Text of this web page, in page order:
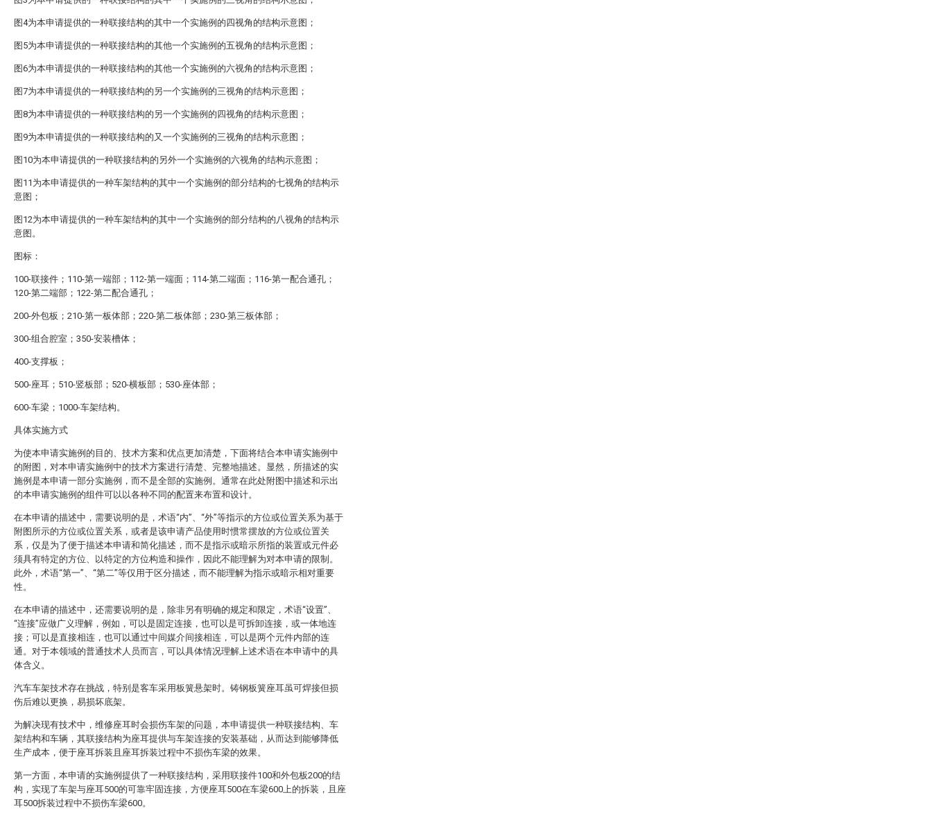
图4为本申请提供的一种联接结构的其中一个实施例的四视角的结构示意图；
图5为本申请提供的一种联接结构的其他一个实施例的五视角的结构示意图；
图6为本申请提供的一种联接结构的其他一个实施例的六视角的结构示意图；
图7为本申请提供的一种联接结构的另一个实施例的三视角的结构示意图；
图8为本申请提供的一种联接结构的另一个实施例的四视角的结构示意图；
图9为本申请提供的一种联接结构的又一个实施例的三视角的结构示意图；
图10为本申请提供的一种联接结构的另外一个实施例的六视角的结构示意图；
图11为本申请提供的一种车架结构的其中一个实施例的部分结构的七视角的结构示
意图；
图12为本申请提供的一种车架结构的其中一个实施例的部分结构的八视角的结构示
意图。
图标：
100-联接件；110-第一端部；112-第一端面；114-第二端面；116-第一配合通孔；
120-第二端部；122-第二配合通孔；
200-外包板；210-第一板体部；220-第二板体部；230-第三板体部；
300-组合腔室；350-安装槽体；
400-支撑板；
500-座耳；510-竖板部；520-横板部；530-座体部；
600-车梁；1000-车架结构。
具体实施方式
为使本申请实施例的目的、技术方案和优点更加清楚，下面将结合本申请实施例中
的附图，对本申请实施例中的技术方案进行清楚、完整地描述。显然，所描述的实
施例是本申请一部分实施例，而不是全部的实施例。通常在此处附图中描述和示出
的本申请实施例的组件可以以各种不同的配置来布置和设计。
在本申请的描述中，需要说明的是，术语“内”、“外”等指示的方位或位置关系为基于
附图所示的方位或位置关系，或者是该申请产品使用时惯常摆放的方位或位置关
系，仅是为了便于描述本申请和简化描述，而不是指示或暗示所指的装置或元件必
须具有特定的方位、以特定的方位构造和操作，因此不能理解为对本申请的限制。
此外，术语“第一”、“第二”等仅用于区分描述，而不能理解为指示或暗示相对重要
性。
在本申请的描述中，还需要说明的是，除非另有明确的规定和限定，术语“设置”、
“连接”应做广义理解，例如，可以是固定连接，也可以是可拆卸连接，或一体地连
接；可以是直接相连，也可以通过中间媒介间接相连，可以是两个元件内部的连
通。对于本领域的普通技术人员而言，可以具体情况理解上述术语在本申请中的具
体含义。
汽车车架技术存在挑战，特别是客车采用板簧悬架时。铸钢板簧座耳虽可焊接但损
伤后难以更换，易损坏底架。
为解决现有技术中，维修座耳时会损伤车架的问题，本申请提供一种联接结构、车
架结构和车辆，其联接结构为座耳提供与车架连接的安装基础，从而达到能够降低
生产成本，便于座耳拆装且座耳拆装过程中不损伤车梁的效果。
第一方面，本申请的实施例提供了一种联接结构，采用联接件100和外包板200的结
构，实现了车架与座耳500的可靠牢固连接，方便座耳500在车梁600上的拆装，且座
耳500拆装过程中不损伤车梁600。